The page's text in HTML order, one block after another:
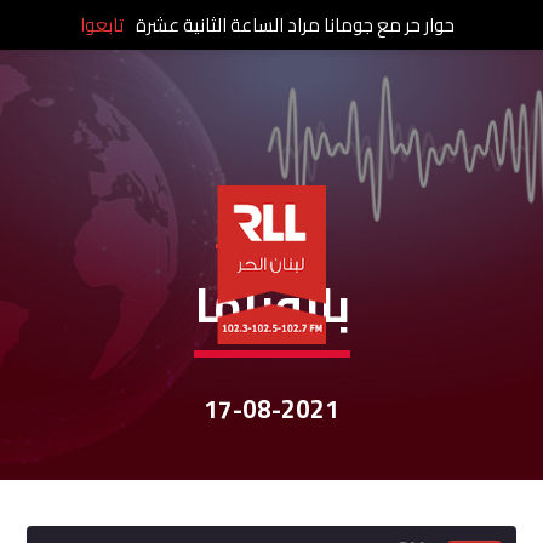
نشرات الأخبار
بانوراما
17-08-2021
حوار حر مع جومانا مراد الساعة الثانية عشرة تابعوا